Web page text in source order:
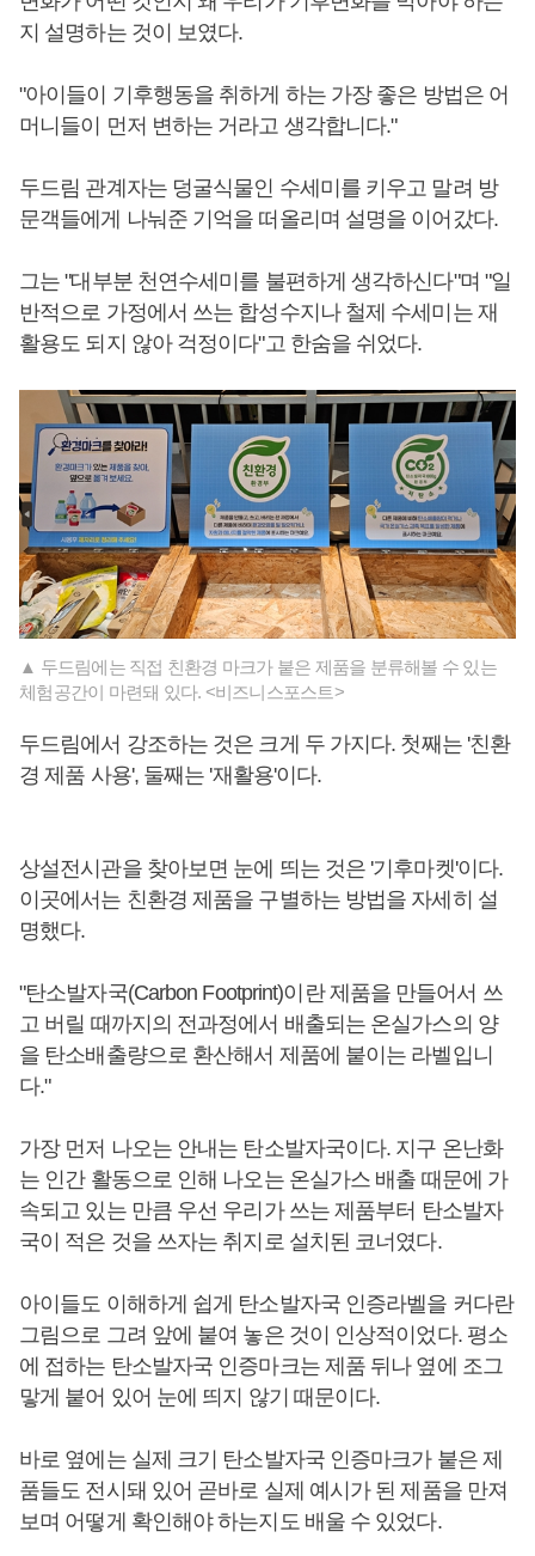
지 설명하는 것이 보였다.
"아이들이 기후행동을 취하게 하는 가장 좋은 방법은 어
머니들이 먼저 변하는 거라고 생각합니다."
두드림 관계자는 덩굴식물인 수세미를 키우고 말려 방
문객들에게 나눠준 기억을 떠올리며 설명을 이어갔다.
그는 "대부분 천연수세미를 불편하게 생각하신다"며 "일
반적으로 가정에서 쓰는 합성수지나 철제 수세미는 재
활용도 되지 않아 걱정이다"고 한숨을 쉬었다.
▲ 두드림에는 직접 친환경 마크가 붙은 제품을 분류해볼 수 있는
체험공간이 마련돼 있다. <비즈니스포스트>
두드림에서 강조하는 것은 크게 두 가지다. 첫째는 '친환
경 제품 사용', 둘째는 '재활용'이다.
상설전시관을 찾아보면 눈에 띄는 것은 '기후마켓'이다.
이곳에서는 친환경 제품을 구별하는 방법을 자세히 설
명했다.
"탄소발자국(Carbon Footprint)이란 제품을 만들어서 쓰
고 버릴 때까지의 전과정에서 배출되는 온실가스의 양
을 탄소배출량으로 환산해서 제품에 붙이는 라벨입니
다."
가장 먼저 나오는 안내는 탄소발자국이다. 지구 온난화
는 인간 활동으로 인해 나오는 온실가스 배출 때문에 가
속되고 있는 만큼 우선 우리가 쓰는 제품부터 탄소발자
국이 적은 것을 쓰자는 취지로 설치된 코너였다.
아이들도 이해하게 쉽게 탄소발자국 인증라벨을 커다란
그림으로 그려 앞에 붙여 놓은 것이 인상적이었다. 평소
에 접하는 탄소발자국 인증마크는 제품 뒤나 옆에 조그
맣게 붙어 있어 눈에 띄지 않기 때문이다.
바로 옆에는 실제 크기 탄소발자국 인증마크가 붙은 제
품들도 전시돼 있어 곧바로 실제 예시가 된 제품을 만져
보며 어떻게 확인해야 하는지도 배울 수 있었다.